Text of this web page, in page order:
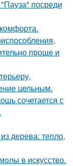
посреди
проще и
цельным.
сочетается с
дерева: тепло,
в искусство.